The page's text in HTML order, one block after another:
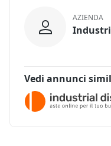
AZIENDA
Vedi annunci